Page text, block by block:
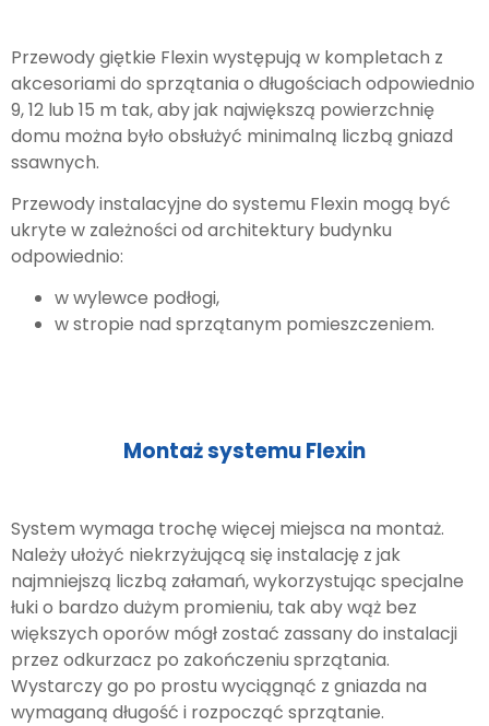
Przewody giętkie Flexin występują w kompletach z
akcesoriami do sprzątania o długościach odpowiednio
9, 12 lub 15 m tak, aby jak największą powierzchnię
domu można było obsłużyć minimalną liczbą gniazd
ssawnych.
Przewody instalacyjne do systemu Flexin mogą być
ukryte w zależności od architektury budynku
odpowiednio:
w wylewce podłogi,
w stropie nad sprzątanym pomieszczeniem.
Montaż systemu Flexin
System wymaga trochę więcej miejsca na montaż.
Należy ułożyć niekrzyżującą się instalację z jak
najmniejszą liczbą załamań, wykorzystując specjalne
łuki o bardzo dużym promieniu, tak aby wąż bez
większych oporów mógł zostać zassany do instalacji
przez odkurzacz po zakończeniu sprzątania.
Wystarczy go po prostu wyciągnąć z gniazda na
wymaganą długość i rozpocząć sprzątanie.